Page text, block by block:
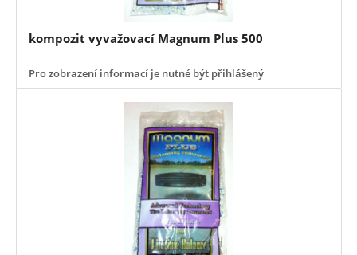
kompozit vyvažovací Magnum Plus 500
Pro zobrazení informací je nutné být přihlášený